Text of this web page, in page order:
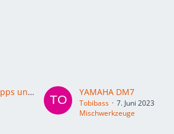
Allen & Heath SQ-5-6-7-Rack-SQ+ - Fragen, Tipps und Tricks YAMAHA DM7
Tobibass
7. Juni 2023
Mischwerkzeuge